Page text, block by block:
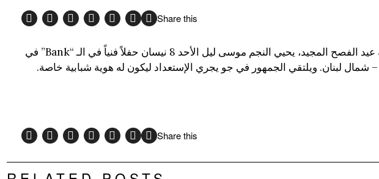
Share this
بمناسبة عيد الفصح المجيد، يحيي النجم موسى ليل الأحد 8 نيسان حفلاً فنياً في الـ “Bank” في
– شمال لبنان. ويلتقي الجمهور في جو يجري الإستعداد ليكون له هوية شبابية خاصة.
Share this